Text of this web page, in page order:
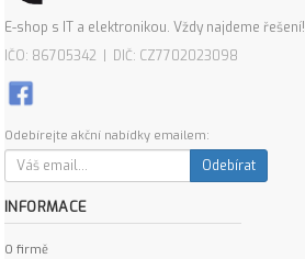
E-shop s IT a elektronikou. Vždy najdeme řešení!
IČO: 86705342 | DIČ: CZ7702023098
Odebírejte akční nabídky emailem:
Odebírat
INFORMACE
O firmě